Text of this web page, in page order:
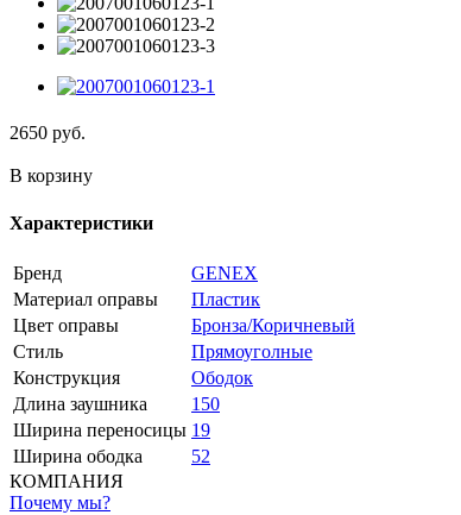
2650 руб.
В корзину
Характеристики
Бренд
GENEX
Материал оправы
Пластик
Цвет оправы
Бронза/Коричневый
Стиль
Прямоуголные
Конструкция
Ободок
Длина заушника
150
Ширина переносицы 19
Ширина ободка
52
КОМПАНИЯ
Почему мы?